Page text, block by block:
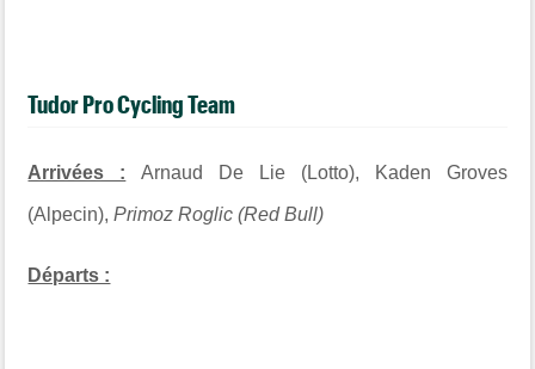
Tudor Pro Cycling Team
Arrivées : Arnaud De Lie (Lotto), Kaden Groves
(Alpecin),Primoz Roglic (Red Bull)
Départs :